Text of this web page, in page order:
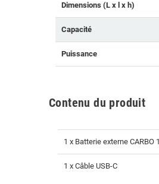
Dimensions (L x l x h)
Capacité
Puissance
Contenu du produit
1 x Batterie externe CARBO
1 x Câble USB-C